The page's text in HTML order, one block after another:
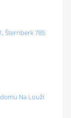
Šternberk 785
Na Louži